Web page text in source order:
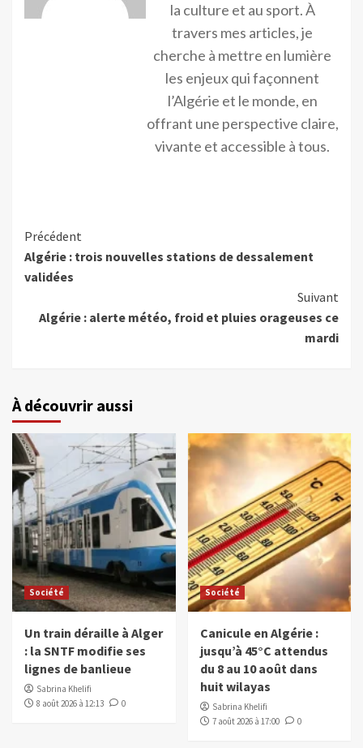
la culture et au sport. À
travers mes articles, je
cherche à mettre en lumière
les enjeux qui façonnent
l’Algérie et le monde, en
offrant une perspective claire,
vivante et accessible à tous.
Précédent
Algérie : trois nouvelles stations de dessalement
validées
Suivant
Algérie : alerte météo, froid et pluies orageuses ce
mardi
À découvrir aussi
Société
Un train déraille à Alger
: la SNTF modifie ses
lignes de banlieue
Sabrina Khelifi
8 août 2026 à 12:13
0
Société
Canicule en Algérie :
jusqu’à 45°C attendus
du 8 au 10 août dans
huit wilayas
Sabrina Khelifi
7 août 2026 à 17:00
0